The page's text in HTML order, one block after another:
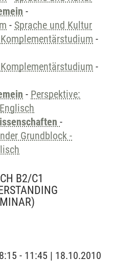
-
- Sprache und Kultur
Komplementärstudium -
Komplementärstudium -
- Perspektive:
Englisch
-
Grundblock -
B2/C1
- 11:45 | 18.10.2010